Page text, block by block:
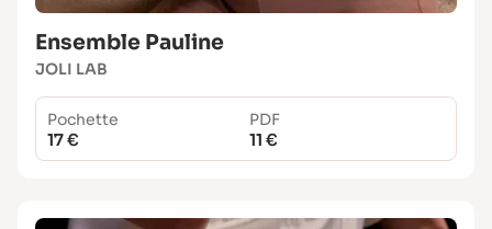
Ensemble Pauline
JOLI LAB
Pochette
17 €
PDF
11 €